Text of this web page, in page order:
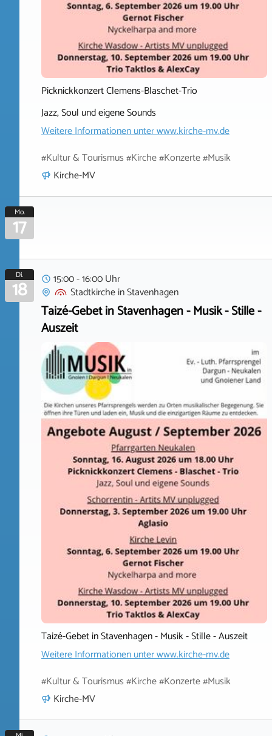
Picknickkonzert Clemens-Blaschet-Trio
Jazz, Soul und eigene Sounds
Weitere Informationen unterwww.kirche-mv.de
#Kultur & Tourismus #Kirche #Konzerte #Musik
Kirche-MV
Mo.
17
Di.
18
15:00 - 16:00 Uhr
StadtkircheinStavenhagen
Taizé-Gebet in Stavenhagen - Musik - Stille -
Auszeit
Taizé-Gebet in Stavenhagen - Musik - Stille - Auszeit
Weitere Informationen unterwww.kirche-mv.de
#Kultur & Tourismus #Kirche #Konzerte #Musik
Kirche-MV